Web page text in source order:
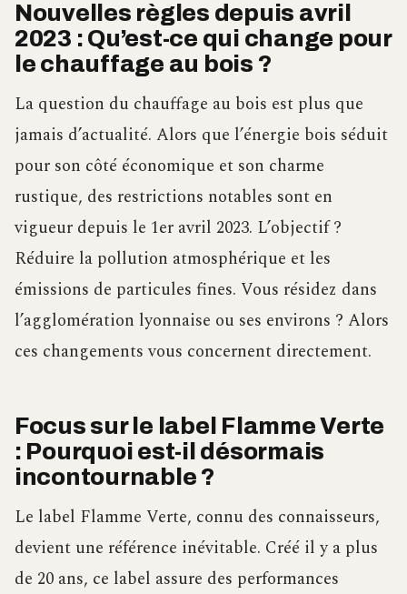
Nouvelles règles depuis avril
2023 : Qu’est-ce qui change pour
le chauffage au bois ?
La question du chauffage au bois est plus que
jamais d’actualité. Alors que l’énergie bois séduit
pour son côté économique et son charme
rustique, des restrictions notables sont en
vigueur depuis le 1er avril 2023. L’objectif ?
Réduire la pollution atmosphérique et les
émissions de particules fines. Vous résidez dans
l’agglomération lyonnaise ou ses environs ? Alors
ces changements vous concernent directement.
Focus sur le label Flamme Verte
: Pourquoi est-il désormais
incontournable ?
Le label Flamme Verte, connu des connaisseurs,
devient une référence inévitable. Créé il y a plus
de 20 ans, ce label assure des performances